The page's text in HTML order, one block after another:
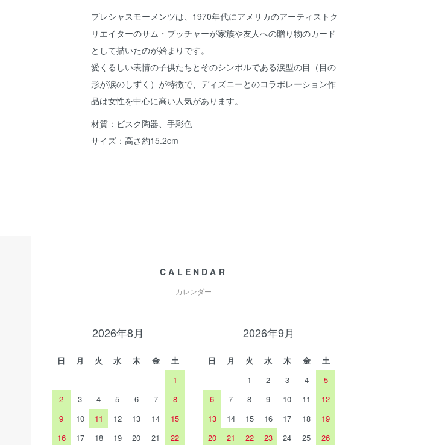
プレシャスモーメンツは、1970年代にアメリカのアーティストク
リエイターのサム・ブッチャーが家族や友人への贈り物のカード
として描いたのが始まりです。
愛くるしい表情の子供たちとそのシンボルである涙型の目（目の
形が涙のしずく）が特徴で、ディズニーとのコラボレーション作
品は女性を中心に高い人気があります。
材質：ビスク陶器、手彩色
サイズ：高さ約15.2cm
CALENDAR
カレンダー
2026年8月
日 月 火 水 木 金
土
1
2
3 4 5 6 7
8
9
10 11 12 13 14
15
16
17 18 19 20 21
22
2026年9月
日 月 火 水 木 金
土
1
2 3 4
5
6
7 8 9 10 11
12
13
14 15 16 17 18
19
20
21 22 23 24 25
26